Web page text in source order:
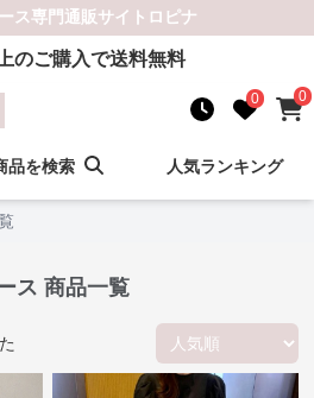
ス専門通販サイト ロピナ
のご購入で送料無料
0 0
品を検索 人気ランキング
ス 商品一覧